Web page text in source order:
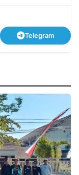
Telegram